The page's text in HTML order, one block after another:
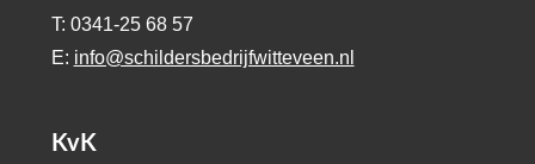
T: 0341-25 68 57
E: info@schildersbedrijfwitteveen.nl
KvK